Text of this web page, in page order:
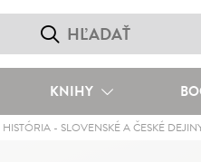
KNIHY
HISTÓRIA- SLOVENSKÉ A ČESKÉ